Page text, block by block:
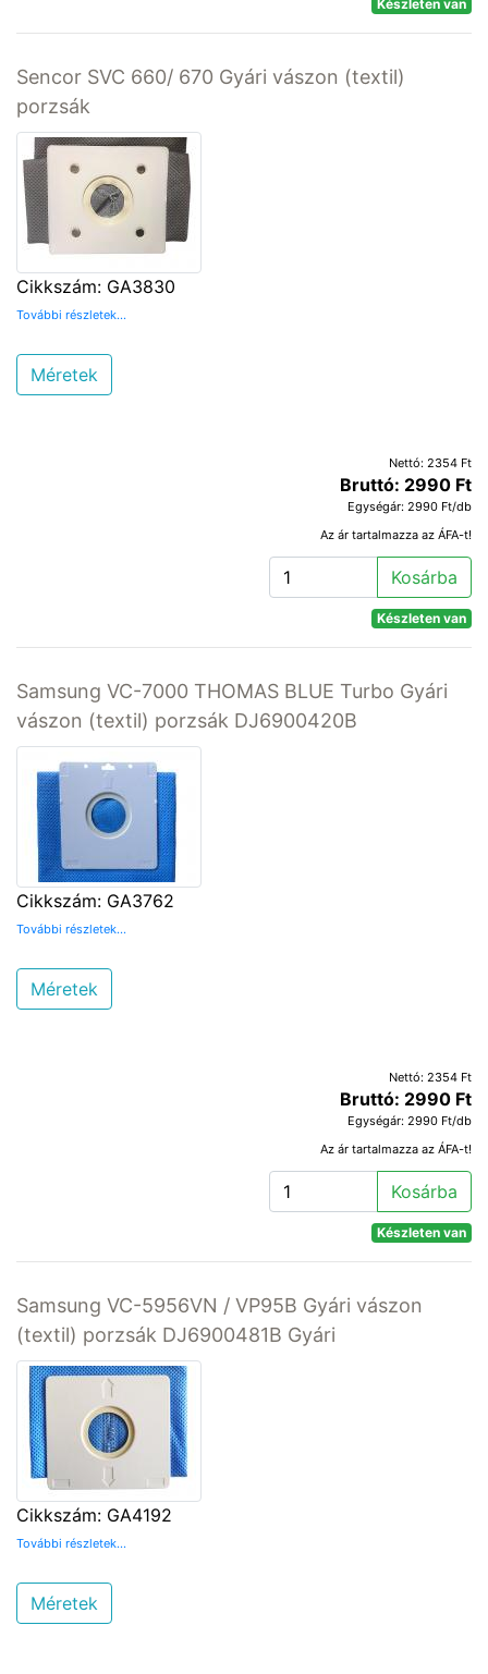
Készleten van
Sencor SVC 660/ 670 Gyári vászon (textil)
porzsák
Cikkszám: GA3830
További részletek...
Méretek
Nettó: 2354 Ft
Bruttó: 2990 Ft
Egységár: 2990 Ft/db
Az ár tartalmazza az ÁFA-t!
Kosárba
Készleten van
Samsung VC-7000 THOMAS BLUE Turbo Gyári
vászon (textil) porzsák DJ6900420B
Cikkszám: GA3762
További részletek...
Méretek
Nettó: 2354 Ft
Bruttó: 2990 Ft
Egységár: 2990 Ft/db
Az ár tartalmazza az ÁFA-t!
Kosárba
Készleten van
Samsung VC-5956VN / VP95B Gyári vászon
(textil) porzsák DJ6900481B Gyári
Cikkszám: GA4192
További részletek...
Méretek